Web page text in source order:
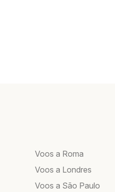
Voos a Roma
Voos a Londres
Voos a São Paulo